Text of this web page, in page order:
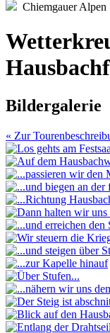
Chiemgauer Alpen
Bildergalerie
« Zur